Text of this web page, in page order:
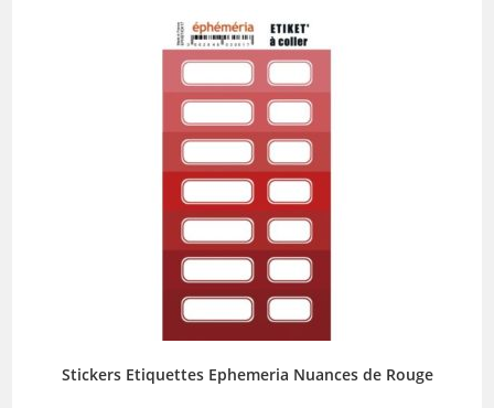
Stickers Etiquettes Ephemeria Nuances de Rouge